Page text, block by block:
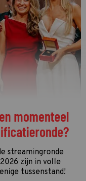
momenteel
streamingronde
zijn in volle
tussenstand!